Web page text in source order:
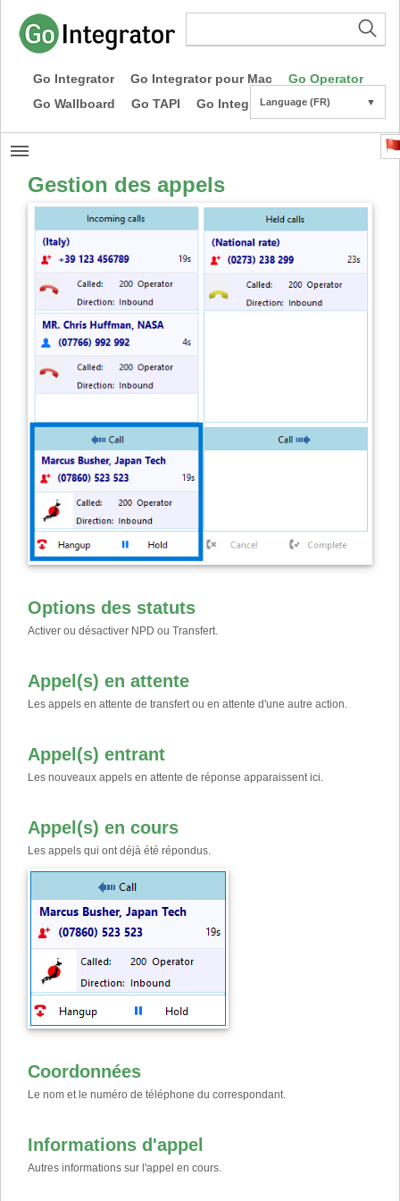
Go Integrator Go Integrator pour Mac
Go Operator
Go Wallboard
Go TAPI Go Integrator CE
Language (FR) ▼
Gestion des appels
Options des statuts
Activer ou désactiver NPD ou Transfert.
Appel(s) en attente
Les appels en attente de transfert ou en attente d'une autre action.
Appel(s) entrant
Les nouveaux appels en attente de réponse apparaissent ici.
Appel(s) en cours
Les appels qui ont déjà été répondus.
Coordonnées
Le nom et le numéro de téléphone du correspondant.
Informations d'appel
Autres informations sur l'appel en cours.